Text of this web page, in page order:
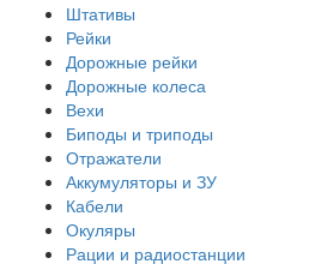
Штативы
Рейки
Дорожные рейки
Дорожные колеса
Вехи
Биподы и триподы
Отражатели
Аккумуляторы и ЗУ
Кабели
Окуляры
Рации и радиостанции